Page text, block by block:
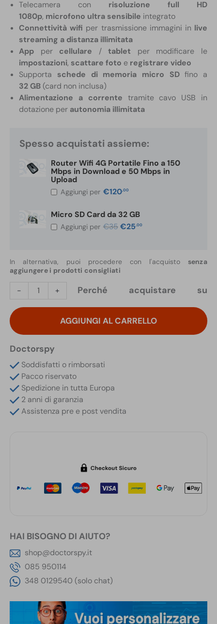
Telecamera con risoluzione full HD
1080p, microfono ultra sensibile integrato
Connettività wifi per trasmissione immagini in live
streaming a distanza illimitata
App per cellulare /tablet per modificare le
impostazioni, scattare foto e registrare video
Supporta schede di memoria micro SDfino a
32 GB (card non inclusa)
Alimentazione a corrente tramite cavo USB in
dotazione per autonomia illimitata
Spesso acquistati assieme:
Router Wifi 4G Portatile Fino a 150
Mbps in Download e 50 Mbps in
Upload
Aggiungi per €120,00
Micro SD Card da 32 GB
Aggiungi per €35 Il
prezzo
€25 ,00Il
In alternativa, puoi procedere con l'acquisto senza
aggiungere i prodotti consigliati
-
Microcamera
P2P
Full
HD
in
Alimentatore
5V
USB
con
Motion
Detection
+
AGGIUNGI AL CARRELLO
Perché acquistare su
Doctorspy
Soddisfatti o rimborsati
Pacco riservato
Spedizione in tutta Europa
2 anni di garanzia
Assistenza pre e post vendita
HAI BISOGNO DI AIUTO?
shop@doctorspy.it
085 950114
348 0129540 (solo chat)